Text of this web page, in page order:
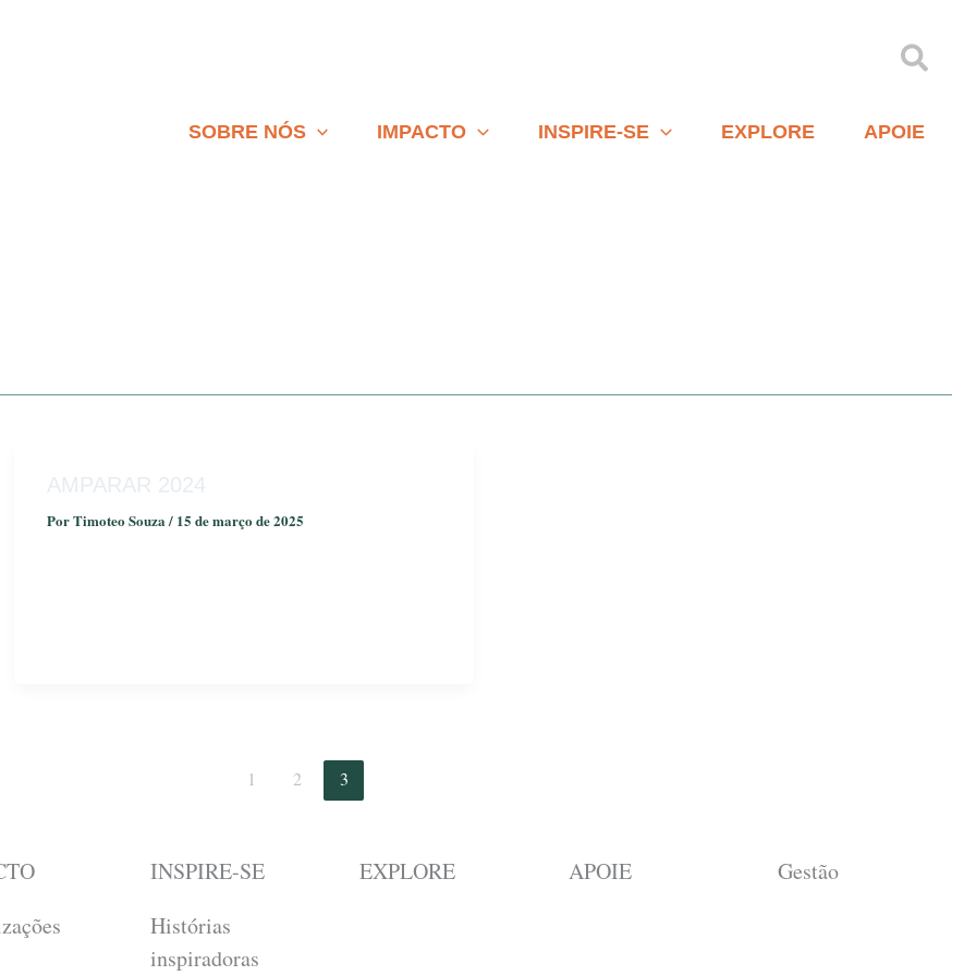
SOBRE NÓS IMPACTO INSPIRE-SE EXPLORE APOIE
AMPARAR 2024
PorTimoteo Souza/ 15 de março de 2025
1 2 3
INSPIRE-SE
Histórias
inspiradoras
EXPLORE APOIE Gestão